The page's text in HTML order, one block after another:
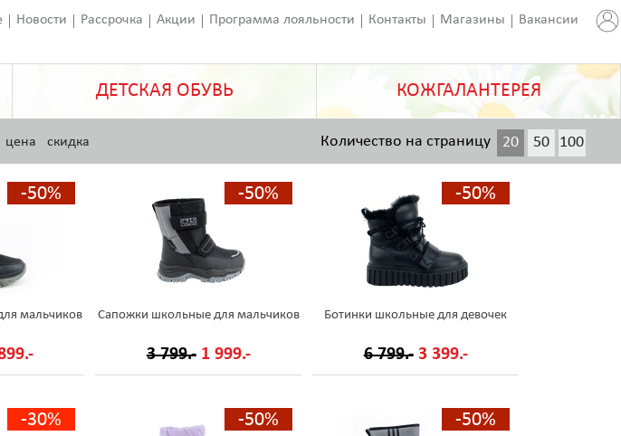
Новости Рассрочка Акции Программа лояльности Контакты Магазины Вакансии
ДЕТСКАЯ ОБУВЬ КОЖГАЛАНТЕРЕЯ
цена скидка 20 50 100
200
Количество на страницу
-50%
мальчиков
-50%
Сапожки школьные для мальчиков
3 799.- 1 999.-
-50%
Ботинки школьные для девочек
6 799.- 3 399.-
-30% -50% -50%